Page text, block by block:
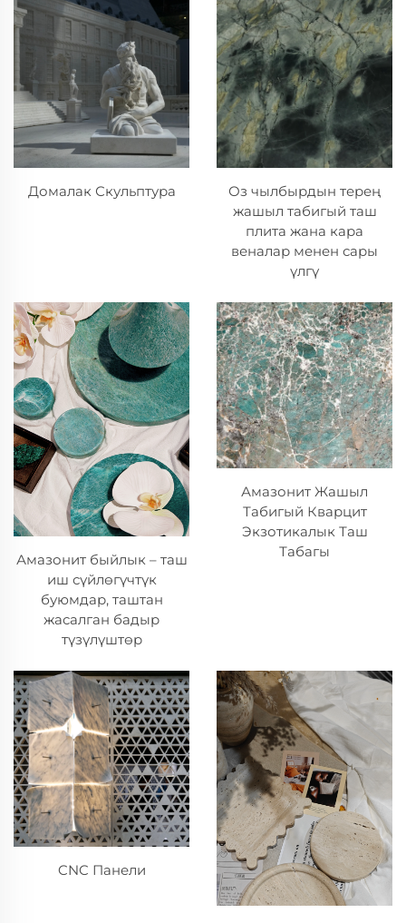
Домалак Скульптура
Оз чылбырдын терең
жашыл табигый таш
плита жана кара
веналар менен сары
үлгү
Амазонит быйлык – таш
иш сүйлөгүчтүк
буюмдар, таштан
жасалган бадыр
түзүлүштөр
Амазонит Жашыл
Табигый Кварцит
Экзотикалык Таш
Табагы
CNC Панели